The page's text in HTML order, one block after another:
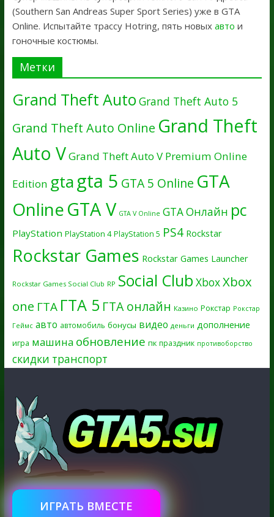
(Southern San Andreas Super Sport Series) уже в GTA
Online. Испытайте трассу Hotring, пять новых авто и
гоночные костюмы.
Метки
Grand Theft Auto Grand Theft Auto 5
Grand Theft Auto Online Grand Theft
Auto VGrand Theft Auto V Premium Online
Edition gtagta 5 GTA 5 Online GTA
OnlineGTA V GTA V Online GTA Онлайн pc
PlayStation PlayStation 4 PlayStation 5 PS4 Rockstar
Rockstar Games Rockstar Games Launcher
Rockstar Games Social Club RP Social Club XboxXbox
one ГТА ГТА 5 ГТА онлайн Казино Рокстар Рокстар
Геймс авто автомобиль бонусы видео деньги дополнение
игра машина обновление пк праздник противоборство
скидки транспорт
ИГРАТЬ ВМЕСТЕ